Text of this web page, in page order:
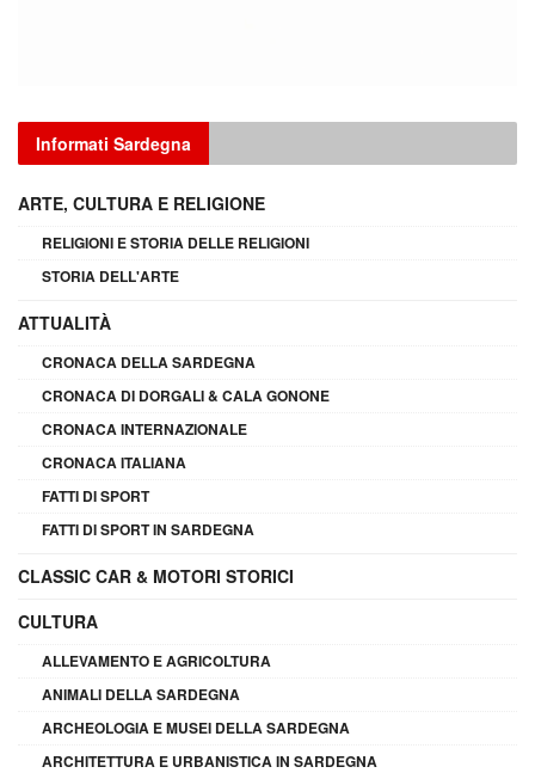
Informati Sardegna
ARTE, CULTURA E RELIGIONE
RELIGIONI E STORIA DELLE RELIGIONI
STORIA DELL'ARTE
ATTUALITÀ
CRONACA DELLA SARDEGNA
CRONACA DI DORGALI & CALA GONONE
CRONACA INTERNAZIONALE
CRONACA ITALIANA
FATTI DI SPORT
FATTI DI SPORT IN SARDEGNA
CLASSIC CAR & MOTORI STORICI
CULTURA
ALLEVAMENTO E AGRICOLTURA
ANIMALI DELLA SARDEGNA
ARCHEOLOGIA E MUSEI DELLA SARDEGNA
ARCHITETTURA E URBANISTICA IN SARDEGNA